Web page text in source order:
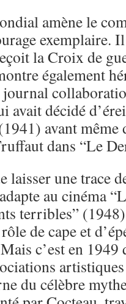
amène le
exemplaire.
la Croix de
également
décidé
avant même
dans “Le
laisser une trace
au cinéma
terribles”
de cape et
c’est en
du célèbre